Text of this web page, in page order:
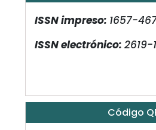
ISSN impreso: 1657-
ISSN electrónico: 2619-
Código